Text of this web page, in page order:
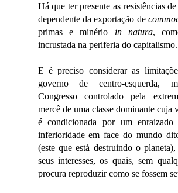
Há que ter presente as resistências
dependente da exportação de
primas e minério in natura,
incrustada na periferia do capitalismo.
E é preciso considerar as
governo de centro-esquerda,
Congresso controlado pela
mercê de uma classe dominante cuja
é condicionada por um enraizado
inferioridade em face do mundo
(este que está destruindo o
seus interesses, os quais, sem
procura reproduzir como se fossem